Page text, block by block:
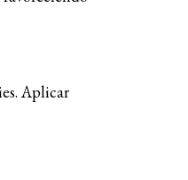
Aplicar